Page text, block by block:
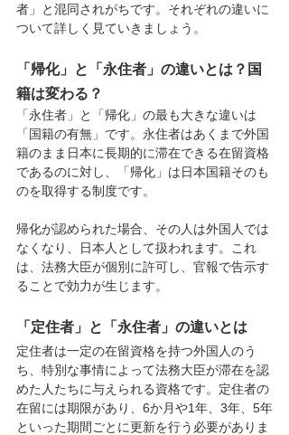
者」と混同されがちです。それぞれの違いに
ついて詳しく見ていきましょう。
「帰化」と「永住者」の違いとは？国
籍は変わる？
「永住者」と「帰化」の最も大きな違いは
「国籍の有無」です。永住者はあくまで外国
籍のまま日本に長期的に滞在できる在留資格
であるのに対し、「帰化」は日本国籍そのも
のを取得する制度です。
帰化が認められた場合、その人は外国人では
なくなり、日本人として扱われます。これ
は、法務大臣が個別に許可し、官報で告示す
ることで効力が生じます。
「定住者」と「永住者」の違いとは
定住者は一定の在留資格を持つ外国人のう
ち、特別な事情によって法務大臣が滞在を認
めた人たちに与えられる資格です。定住者の
在留には期限があり、6か月や1年、3年、5年
といった期間ごとに更新を行う必要がありま